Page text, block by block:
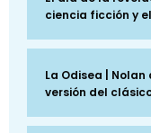
ciencia ficción y
La Odisea |
versión del